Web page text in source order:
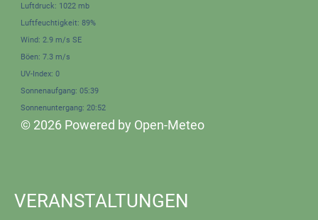
Luftdruck: 1022 mb
Luftfeuchtigkeit: 89%
Wind: 2.9 m/s SE
Böen: 7.3 m/s
UV-Index: 0
Sonnenaufgang: 05:39
Sonnenuntergang: 20:52
© 2026 Powered by Open-Meteo
VERANSTALTUNGEN